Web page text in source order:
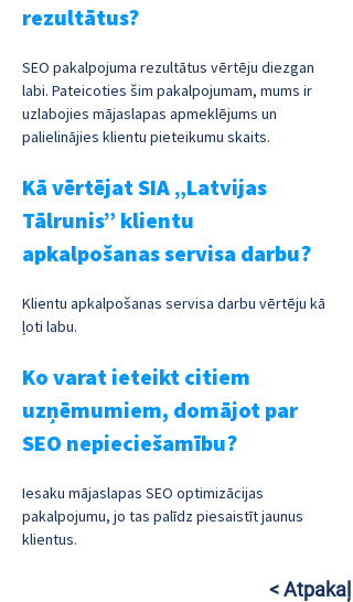
rezultātus?
SEO pakalpojuma rezultātus vērtēju diezgan
labi. Pateicoties šim pakalpojumam, mums ir
uzlabojies mājaslapas apmeklējums un
palielinājies klientu pieteikumu skaits.
Kā vērtējat SIA „Latvijas
Tālrunis” klientu
apkalpošanas servisa darbu?
Klientu apkalpošanas servisa darbu vērtēju kā
ļoti labu.
Ko varat ieteikt citiem
uzņēmumiem, domājot par
SEO nepieciešamību?
Iesaku mājaslapas SEO optimizācijas
pakalpojumu, jo tas palīdz piesaistīt jaunus
klientus.
< Atpakaļ